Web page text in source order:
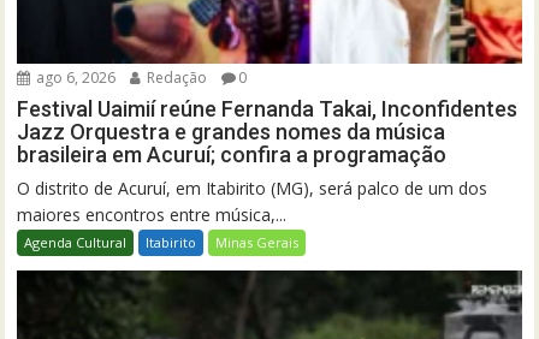
ago 6, 2026 Redação 0
Festival Uaimií reúne Fernanda Takai, Inconfidentes
Jazz Orquestra e grandes nomes da música
brasileira em Acuruí; confira a programação
O distrito de Acuruí, em Itabirito (MG), será palco de um dos
maiores encontros entre música,...
Agenda Cultural Itabirito Minas Gerais